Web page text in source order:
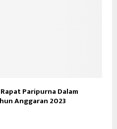
Paripurna Dalam
Anggaran 2023